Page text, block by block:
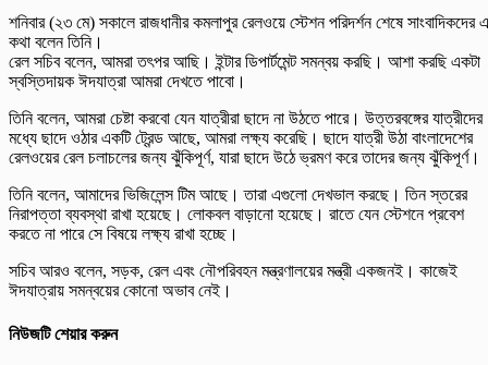
শনিবার (২৩ মে) সকালে রাজধানীর কমলাপুর রেলওয়ে স্টেশন পরিদর্শন শেষে সাংবাদিকদের এ
কথা বলেন তিনি।
রেল সচিব বলেন, আমরা তৎপর আছি। ইন্টার ডিপার্টমেন্ট সমন্বয় করছি। আশা করছি একটা
স্বস্তিদায়ক ঈদযাত্রা আমরা দেখতে পাবো।
তিনি বলেন, আমরা চেষ্টা করবো যেন যাত্রীরা ছাদে না উঠতে পারে। উত্তরবঙ্গের যাত্রীদের
মধ্যে ছাদে ওঠার একটি ট্রেন্ড আছে, আমরা লক্ষ্য করেছি। ছাদে যাত্রী উঠা বাংলাদেশের
রেলওয়ের রেল চলাচলের জন্য ঝুঁকিপূর্ণ, যারা ছাদে উঠে ভ্রমণ করে তাদের জন্য ঝুঁকিপূর্ণ।
তিনি বলেন, আমাদের ভিজিলেন্স টিম আছে। তারা এগুলো দেখভাল করছে। তিন স্তরের
নিরাপত্তা ব্যবস্থা রাখা হয়েছে। লোকবল বাড়ানো হয়েছে। রাতে যেন স্টেশনে প্রবেশ
করতে না পারে সে বিষয়ে লক্ষ্য রাখা হচ্ছে।
সচিব আরও বলেন, সড়ক, রেল এবং নৌপরিবহন মন্ত্রণালয়ের মন্ত্রী একজনই। কাজেই
ঈদযাত্রায় সমন্বয়ের কোনো অভাব নেই।
নিউজটি শেয়ার করুন